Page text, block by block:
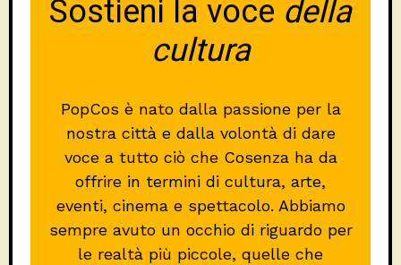
Sostieni la voce della
cultura
PopCos è nato dalla passione per la
nostra città e dalla volontà di dare
voce a tutto ciò che Cosenza ha da
offrire in termini di cultura, arte,
eventi, cinema e spettacolo. Abbiamo
sempre avuto un occhio di riguardo per
le realtà più piccole, quelle che